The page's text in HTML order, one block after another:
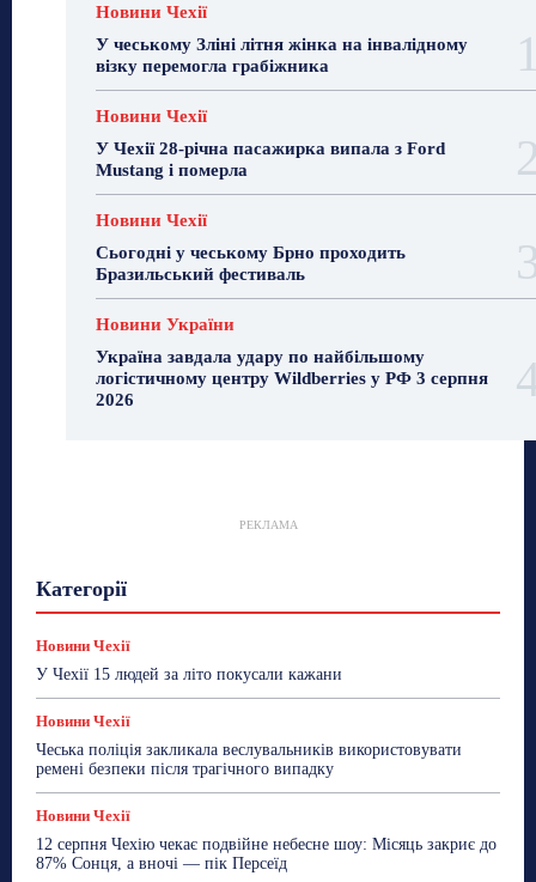
Новини Чехії
У чеському Зліні літня жінка на інвалідному
візку перемогла грабіжника
Новини Чехії
У Чехії 28-річна пасажирка випала з Ford
Mustang і померла
Новини Чехії
Сьогодні у чеському Брно проходить
Бразильський фестиваль
Новини України
Україна завдала удару по найбільшому
логістичному центру Wildberries у РФ 3 серпня
2026
РЕКЛАМА
Категорії
Новини Чехії
Робота
ТехноМанія
Топ-новини
Новини Чехії
У Чехії 15 людей за літо покусали кажани
Новини Чехії
Чеська поліція закликала веслувальників використовувати
ремені безпеки після трагічного випадку
Новини Чехії
12 серпня Чехію чекає подвійне небесне шоу: Місяць закриє до
87% Сонця, а вночі — пік Персеїд